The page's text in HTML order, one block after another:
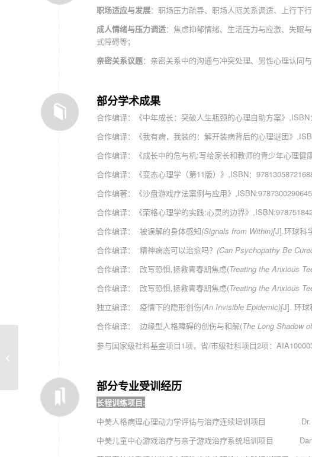
职场适应与发展：职场压力疏导、职场人际关系调适、上行下
成人情绪与压力调适：焦虑抑郁情绪、生活压力与应激、失眠
式障碍等；
亲密关系议题：亲密关系中的沟通与冲突处理、男性心理认同与
部分学术成果
合作编译：《中年成长：突破人生瓶颈的心理自助方案》
合作编译：《我有病，我装的：解开装病背后的心理谜团》
合作编译：《成长中的危与机:写给家长和教师的青少年心理
合作编译：《变态心理学（第11版）》,ISBN：
合作编著：《沙盘游戏疗法案例与应用》
合作编译：《荣格心理学的实践:心灵的边界》
合作编译： 被误解的身体感知(Signals from Within)[J].环球科
合作编译： 精神病态可以治愈吗？ (Can Psychopathy Be
合作编译： 改写恐惧,拯救青春期焦虑(Treating the Anxious
合作编译： 改写恐惧,拯救青春期焦虑(Treating the Anxious
独立编译： 疫情下的隐形创伤(An Invisible Epidemic)[J]. 环球
合作编译： 边缘型人格障碍的创伤与和解(The Long Shadow
参与国家级社科基金项目1项，省/市级社科项目2项：
部分专业受训经历
长程训练项目:
中美人格病理心理动力学评估与治疗连续培训项目 Dr.
中美儿童中心游戏治疗与亲子游戏治疗系统培训项目